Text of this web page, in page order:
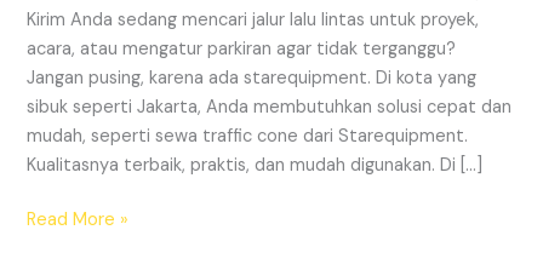
Kirim Anda sedang mencari jalur lalu lintas untuk proyek,
acara, atau mengatur parkiran agar tidak terganggu?
Jangan pusing, karena ada starequipment. Di kota yang
sibuk seperti Jakarta, Anda membutuhkan solusi cepat dan
mudah, seperti sewa traffic cone dari Starequipment.
Kualitasnya terbaik, praktis, dan mudah digunakan. Di […]
SEWA
Read More »